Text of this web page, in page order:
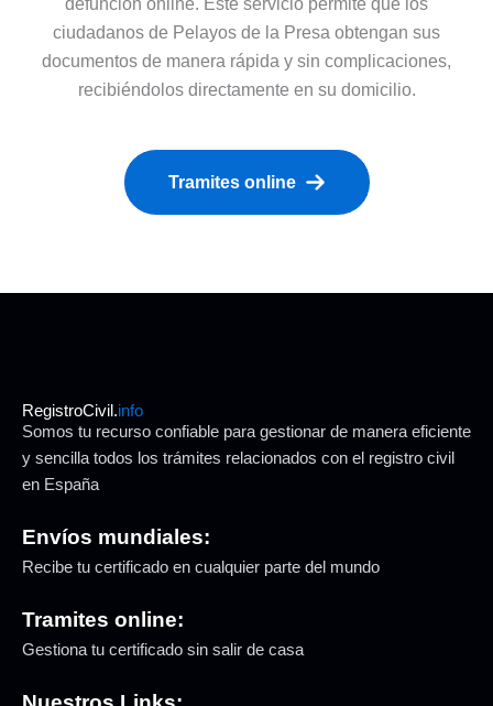
defunción online. Este servicio permite que los
ciudadanos de Pelayos de la Presa obtengan sus
documentos de manera rápida y sin complicaciones,
recibiéndolos directamente en su domicilio.
Tramites online
RegistroCivil.info
Somos tu recurso confiable para gestionar de manera eficiente
y sencilla todos los trámites relacionados con el registro civil
en España
Envíos mundiales:
Recibe tu certificado en cualquier parte del mundo
Tramites online:
Gestiona tu certificado sin salir de casa